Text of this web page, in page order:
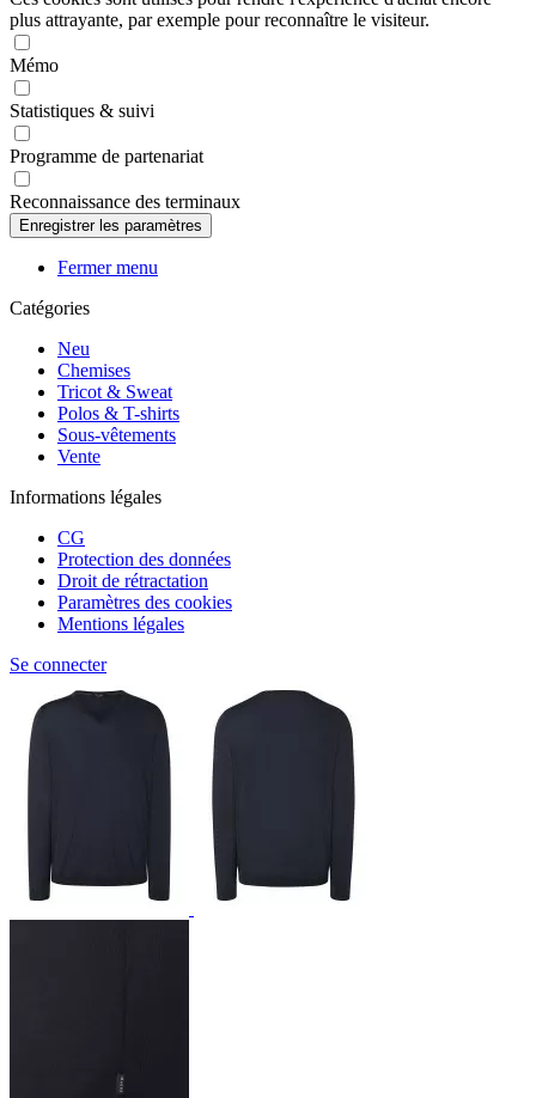
plus attrayante, par exemple pour reconnaître le visiteur.
Mémo
Statistiques & suivi
Programme de partenariat
Reconnaissance des terminaux
Fermer menu
Catégories
Neu
Chemises
Tricot & Sweat
Polos & T-shirts
Sous-vêtements
Vente
Informations légales
CG
Protection des données
Droit de rétractation
Paramètres des cookies
Mentions légales
Se connecter